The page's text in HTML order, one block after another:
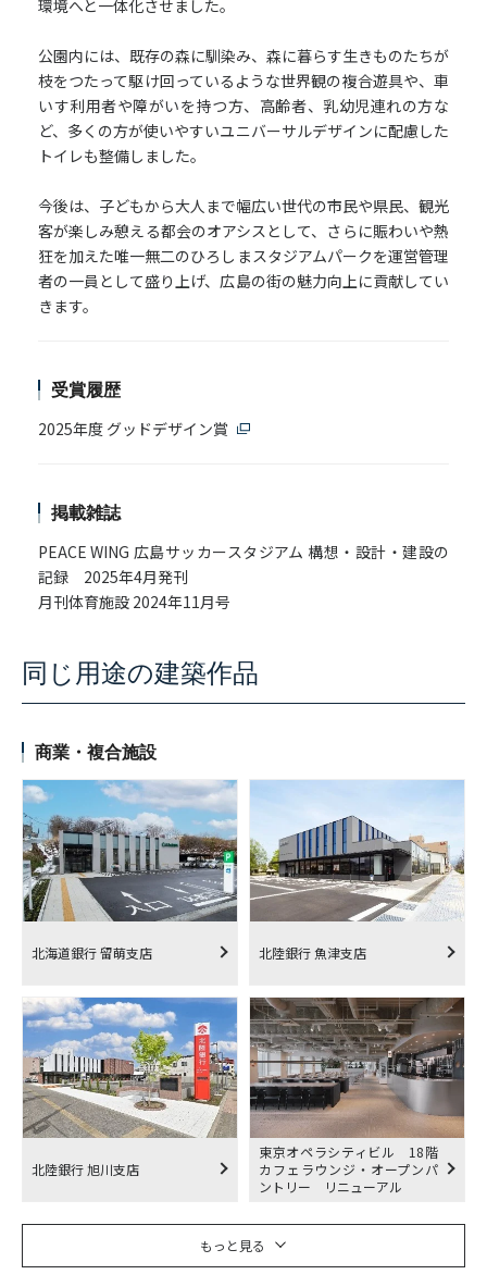
環境へと一体化させました。
公園内には、既存の森に馴染み、森に暮らす⽣きものたちが
枝をつたって駆け回っているような世界観の複合遊具や、⾞
いす利⽤者や障がいを持つ⽅、⾼齢者、乳幼児連れの⽅な
ど、多くの⽅が使いやすいユニバーサルデザインに配慮した
トイレも整備しました。
今後は、子どもから大人まで幅広い世代の市民や県民、観光
客が楽しみ憩える都会のオアシスとして、さらに賑わいや熱
狂を加えた唯一無二のひろしまスタジアムパークを運営管理
者の一員として盛り上げ、広島の街の魅力向上に貢献してい
きます。
受賞履歴
2025年度 グッドデザイン賞
掲載雑誌
PEACE WING 広島サッカースタジアム 構想・設計・建設の
記録 2025年4月発刊
月刊体育施設 2024年11月号
同じ用途の建築作品
商業・複合施設
北海道銀行 留萌支店 北陸銀行 魚津支店
北陸銀行 旭川支店
東京オペラシティビル 18階
カフェラウンジ・オープンパ
ントリー リニューアル
もっと見る